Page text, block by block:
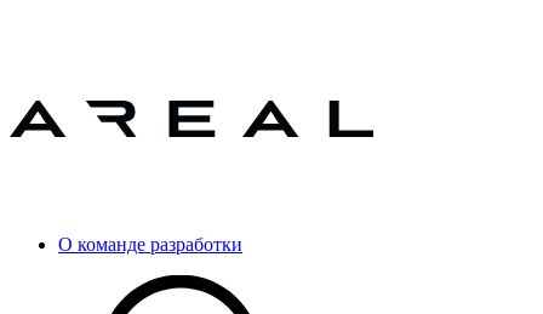
О команде разработки